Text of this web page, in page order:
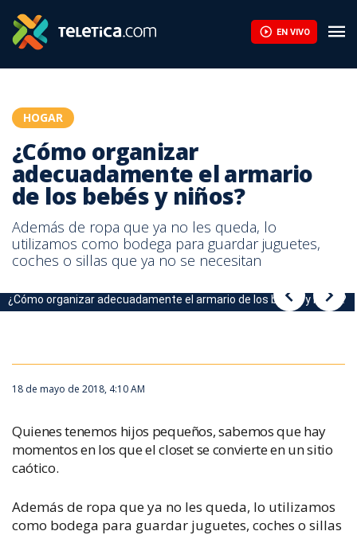
EN VIVO
HOGAR
¿Cómo organizar
adecuadamente el armario
de los bebés y niños?
Además de ropa que ya no les queda, lo
utilizamos como bodega para guardar juguetes,
coches o sillas que ya no se necesitan
¿Cómo organizar adecuadamente el armario de los bebés y niños?
¿Cómo organizar adecuadamente el armario de los bebés y niños?
18 de mayo de 2018, 4:10 AM
Quienes tenemos hijos pequeños, sabemos que hay
momentos en los que el closet se convierte en un sitio
caótico.
Además de ropa que ya no les queda, lo utilizamos
como bodega para guardar juguetes, coches o sillas